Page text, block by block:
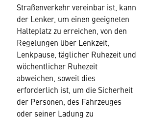
Straßenverkehr vereinbar ist, kann
der Lenker, um einen geeigneten
Halteplatz zu erreichen, von den
Regelungen über Lenkzeit,
Lenkpause, täglicher Ruhezeit und
wöchentlicher Ruhezeit
abweichen, soweit dies
erforderlich ist, um die Sicherheit
der Personen, des Fahrzeuges
oder seiner Ladung zu